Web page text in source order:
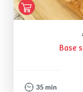
Base
35 min